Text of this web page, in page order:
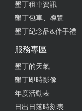
墾丁租車資訊
墾丁包車、導覽
墾丁紀念品&伴手禮
服務專區
墾丁的天氣
墾丁即時影像
年度活動表
日出日落時刻表